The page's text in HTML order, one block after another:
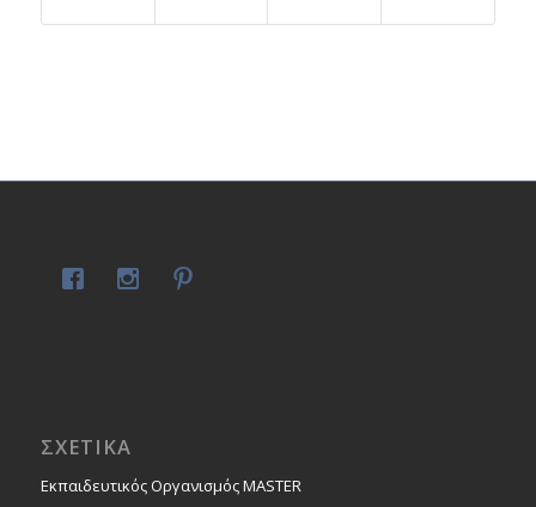
ΣΧΕΤΙΚΑ
Εκπαιδευτικός Οργανισμός MASTER